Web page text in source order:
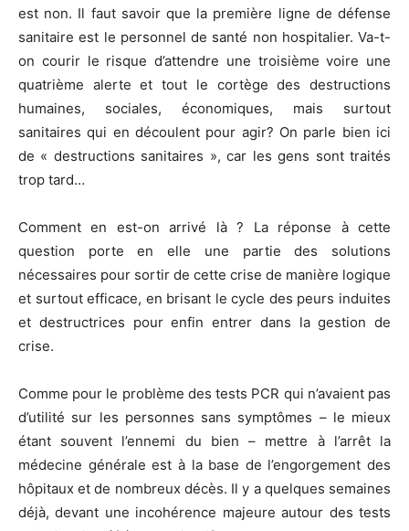
est non. Il faut savoir que la première ligne de défense
sanitaire est le personnel de santé non hospitalier. Va-t-
on courir le risque d’attendre une troisième voire une
quatrième alerte et tout le cortège des destructions
humaines, sociales, économiques, mais surtout
sanitaires qui en découlent pour agir? On parle bien ici
de « destructions sanitaires », car les gens sont traités
trop tard…
Comment en est-on arrivé là ? La réponse à cette
question porte en elle une partie des solutions
nécessaires pour sortir de cette crise de manière logique
et surtout efficace, en brisant le cycle des peurs induites
et destructrices pour enfin entrer dans la gestion de
crise.
Comme pour le problème des tests PCR qui n’avaient pas
d’utilité sur les personnes sans symptômes – le mieux
étant souvent l’ennemi du bien – mettre à l’arrêt la
médecine générale est à la base de l’engorgement des
hôpitaux et de nombreux décès. Il y a quelques semaines
déjà, devant une incohérence majeure autour des tests